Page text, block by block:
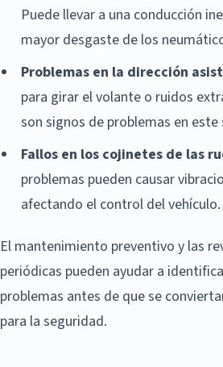
Puede llevar a una conducción
mayor desgaste de los
Problemas en la dirección
para girar el volante o ruidos
son signos de problemas en este
Fallos en los cojinetes de las
problemas pueden causar
afectando el control del vehículo.
El mantenimiento preventivo y las
periódicas pueden ayudar a
problemas antes de que se
para la seguridad.